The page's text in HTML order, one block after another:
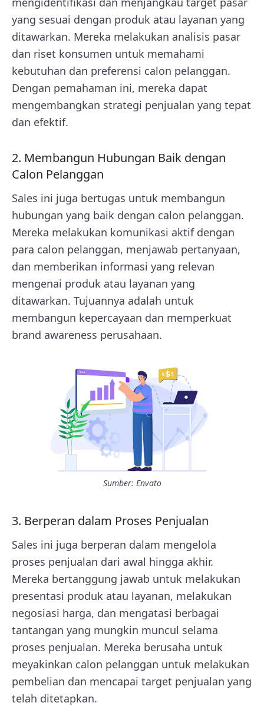
yang sesuai dengan produk atau layanan yang
ditawarkan. Mereka melakukan analisis pasar
dan riset konsumen untuk memahami
kebutuhan dan preferensi calon pelanggan.
Dengan pemahaman ini, mereka dapat
mengembangkan strategi penjualan yang tepat
dan efektif.
2. Membangun Hubungan Baik dengan
Calon Pelanggan
Sales ini juga bertugas untuk membangun
hubungan yang baik dengan calon pelanggan.
Mereka melakukan komunikasi aktif dengan
para calon pelanggan, menjawab pertanyaan,
dan memberikan informasi yang relevan
mengenai produk atau layanan yang
ditawarkan. Tujuannya adalah untuk
membangun kepercayaan dan memperkuat
brand awareness perusahaan.
Sumber: Envato
3. Berperan dalam Proses Penjualan
Sales ini juga berperan dalam mengelola
proses penjualan dari awal hingga akhir.
Mereka bertanggung jawab untuk melakukan
presentasi produk atau layanan, melakukan
negosiasi harga, dan mengatasi berbagai
tantangan yang mungkin muncul selama
proses penjualan. Mereka berusaha untuk
meyakinkan calon pelanggan untuk melakukan
pembelian dan mencapai target penjualan yang
telah ditetapkan.